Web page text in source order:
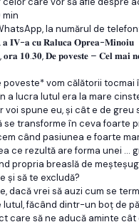
min
la numărul de
𝐚 𝐜𝐮 𝐑𝐚𝐥𝐮𝐜𝐚 𝐎𝐩𝐫𝐞𝐚-𝐌𝐢𝐧𝐨𝐢𝐮
𝐨𝐫𝐚 𝟏𝟎.𝟑𝟎, 𝐃𝐞 𝐩𝐨𝐯𝐞𝐬𝐭𝐞 – 𝐂𝐞𝐥 𝐦𝐚𝐢
poveste* vom călătorii tocmai
a lucra lutul era la mare
voi spune eu, și cât e de greu
se transforme în ceva foarte
când pasiunea e foarte
ce rezultă are forma unei …
propria breaslă de
și să te excludă?
dacă vrei să auzi cum se
lutul, făcând dintr-un boț de
care să ne aducă aminte cât